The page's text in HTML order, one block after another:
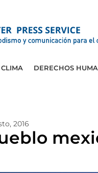
CLIMA DERECHOS
2016